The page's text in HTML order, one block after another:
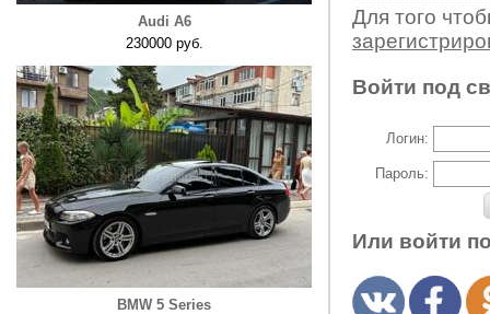
Audi A6
230000 руб.
BMW 5 Series
Для того
Войти под
Логин:
Пароль:
Или войти